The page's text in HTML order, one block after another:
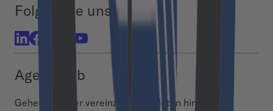
Folgen Sie uns
Agent Hub
Gehen Sie über vereinzelte AI-Piloten hinaus und